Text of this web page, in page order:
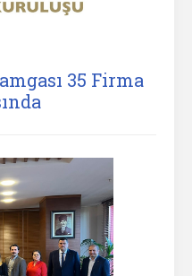
35 Firma